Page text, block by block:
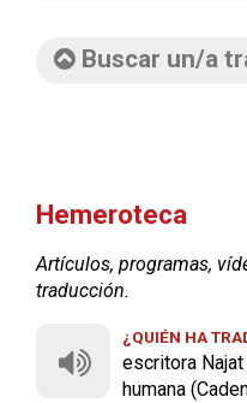
Buscar un/a
Hemeroteca
Artículos, programas,
traducción.
¿QUIÉN HA
escritora
humana